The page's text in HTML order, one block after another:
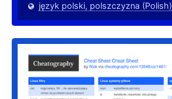
język polski, polszczyzna (Polish)